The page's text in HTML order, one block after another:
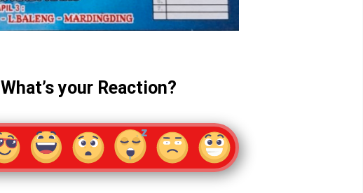
What’s your Reaction?